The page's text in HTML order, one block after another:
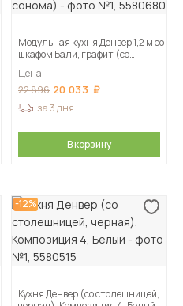
Модульная кухня Денвер 1,2 м со
шкафом Бали, графит (со
Цена
22 896 20 033
за 3 дня
В корзину
-12%
Кухня Денвер (со столешницей,